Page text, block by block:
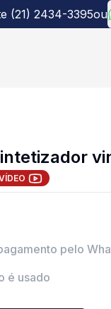
(21) 2434-3395ou
pelo
é usado